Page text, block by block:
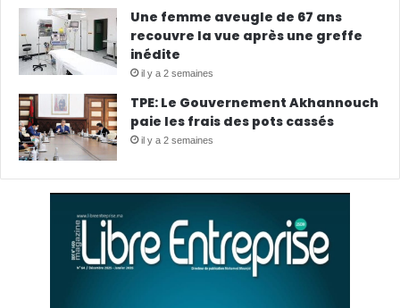
Une femme aveugle de 67 ans
recouvre la vue après une greffe
inédite
il y a 2 semaines
TPE: Le Gouvernement Akhannouch
paie les frais des pots cassés
il y a 2 semaines